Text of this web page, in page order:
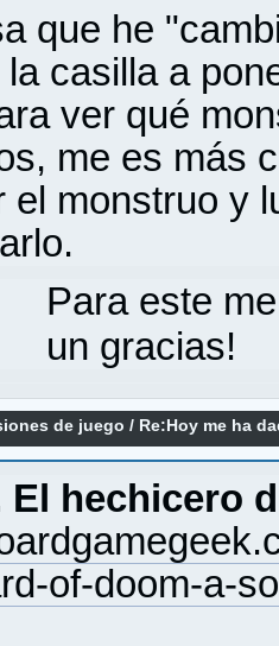
que he
casilla a
ver qué
me es más
el monstruo y
Para este
un gracias!
de juego / Re:Hoy me ha
El hechicero
of-doom-a-